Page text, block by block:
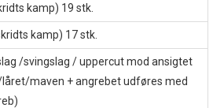
kamp) 19 stk.
kamp) 17 stk.
/svingslag / uppercut mod ansigtet
maven + angrebet udføres med